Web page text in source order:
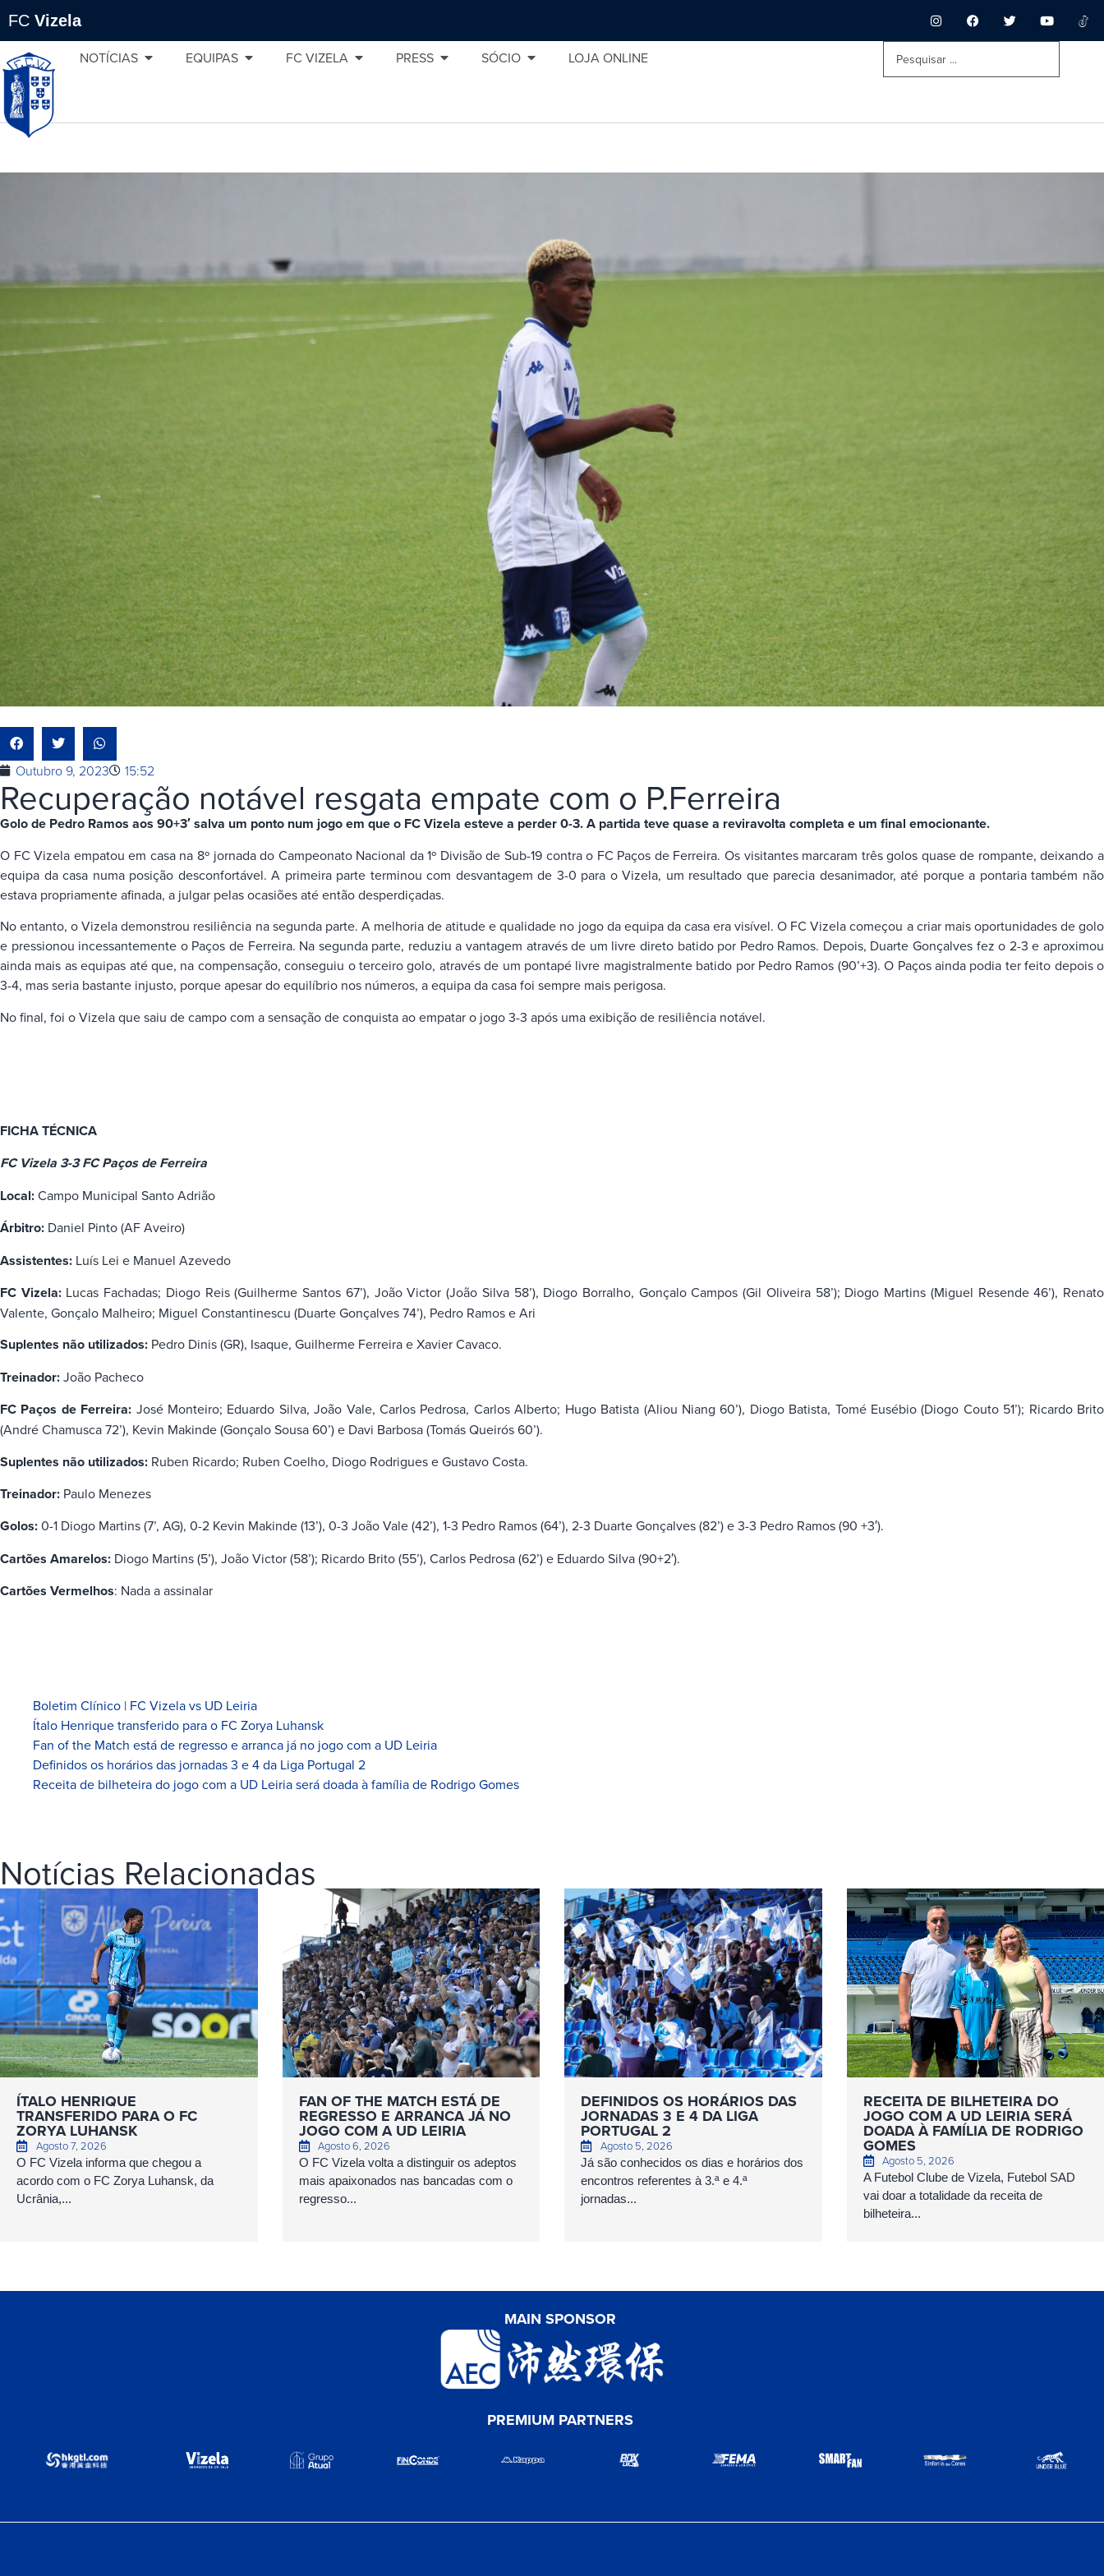
FC Vizela
NOTÍCIAS EQUIPAS FC VIZELA PRESS SÓCIO LOJA ONLINE
Outubro 9, 2023 15:52
Recuperação notável resgata empate com o P.Ferreira
Golo de Pedro Ramos aos 90+3′ salva um ponto num jogo em que o FC Vizela esteve a perder 0-3. A partida teve quase a reviravolta completa e um final emocionante.
O FC Vizela empatou em casa na 8º jornada do Campeonato Nacional da 1º Divisão de Sub-19 contra o FC Paços de Ferreira. Os visitantes marcaram três golos quase de rompante, deixando a
equipa da casa numa posição desconfortável. A primeira parte terminou com desvantagem de 3-0 para o Vizela, um resultado que parecia desanimador, até porque a pontaria também não
estava propriamente afinada, a julgar pelas ocasiões até então desperdiçadas.
No entanto, o Vizela demonstrou resiliência na segunda parte. A melhoria de atitude e qualidade no jogo da equipa da casa era visível. O FC Vizela começou a criar mais oportunidades de golo
e pressionou incessantemente o Paços de Ferreira. Na segunda parte, reduziu a vantagem através de um livre direto batido por Pedro Ramos. Depois, Duarte Gonçalves fez o 2-3 e aproximou
ainda mais as equipas até que, na compensação, conseguiu o terceiro golo, através de um pontapé livre magistralmente batido por Pedro Ramos (90’+3). O Paços ainda podia ter feito depois o
3-4, mas seria bastante injusto, porque apesar do equilíbrio nos números, a equipa da casa foi sempre mais perigosa.
No final, foi o Vizela que saiu de campo com a sensação de conquista ao empatar o jogo 3-3 após uma exibição de resiliência notável.
FICHA TÉCNICA
FC Vizela 3-3 FC Paços de Ferreira
Local:Campo Municipal Santo Adrião
Árbitro: Daniel Pinto (AF Aveiro)
Assistentes: Luís Lei e Manuel Azevedo
FC Vizela: Lucas Fachadas; Diogo Reis (Guilherme Santos 67’), João Victor (João Silva 58’), Diogo Borralho, Gonçalo Campos (Gil Oliveira 58’); Diogo Martins (Miguel Resende 46’), Renato
Valente, Gonçalo Malheiro; Miguel Constantinescu (Duarte Gonçalves 74’), Pedro Ramos e Ari
Suplentes não utilizados: Pedro Dinis (GR), Isaque, Guilherme Ferreira e Xavier Cavaco.
Treinador:João Pacheco
FC Paços de Ferreira: José Monteiro; Eduardo Silva, João Vale, Carlos Pedrosa, Carlos Alberto; Hugo Batista (Aliou Niang 60’), Diogo Batista, Tomé Eusébio (Diogo Couto 51’); Ricardo Brito
(André Chamusca 72’), Kevin Makinde (Gonçalo Sousa 60’) e Davi Barbosa (Tomás Queirós 60’).
Suplentes não utilizados: Ruben Ricardo; Ruben Coelho, Diogo Rodrigues e Gustavo Costa.
Treinador: Paulo Menezes
Golos:0-1 Diogo Martins (7’, AG), 0-2 Kevin Makinde (13’), 0-3 João Vale (42’), 1-3 Pedro Ramos (64’), 2-3 Duarte Gonçalves (82’) e 3-3 Pedro Ramos (90 +3′).
Cartões Amarelos: Diogo Martins (5’), João Victor (58’); Ricardo Brito (55’), Carlos Pedrosa (62’) e Eduardo Silva (90+2′).
Cartões Vermelhos: Nada a assinalar
Boletim Clínico | FC Vizela vs UD Leiria
Ítalo Henrique transferido para o FC Zorya Luhansk
Fan of the Match está de regresso e arranca já no jogo com a UD Leiria
Definidos os horários das jornadas 3 e 4 da Liga Portugal 2
Receita de bilheteira do jogo com a UD Leiria será doada à família de Rodrigo Gomes
Notícias Relacionadas
ÍTALO HENRIQUE
TRANSFERIDO PARA O FC
ZORYA LUHANSK
Agosto 7, 2026
O FC Vizela informa que chegou a
acordo com o FC Zorya Luhansk, da
Ucrânia,...
FAN OF THE MATCH ESTÁ DE
REGRESSO E ARRANCA JÁ NO
JOGO COM A UD LEIRIA
Agosto 6, 2026
O FC Vizela volta a distinguir os adeptos
mais apaixonados nas bancadas com o
regresso...
DEFINIDOS OS HORÁRIOS DAS
JORNADAS 3 E 4 DA LIGA
PORTUGAL 2
Agosto 5, 2026
Já são conhecidos os dias e horários dos
encontros referentes à 3.ª e 4.ª
jornadas...
RECEITA DE BILHETEIRA DO
JOGO COM A UD LEIRIA SERÁ
DOADA À FAMÍLIA DE RODRIGO
GOMES
Agosto 5, 2026
A Futebol Clube de Vizela, Futebol SAD
vai doar a totalidade da receita de
bilheteira...
MAIN SPONSOR
PREMIUM PARTNERS